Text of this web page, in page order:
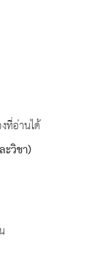
ที่อ่านได้
วิชา)